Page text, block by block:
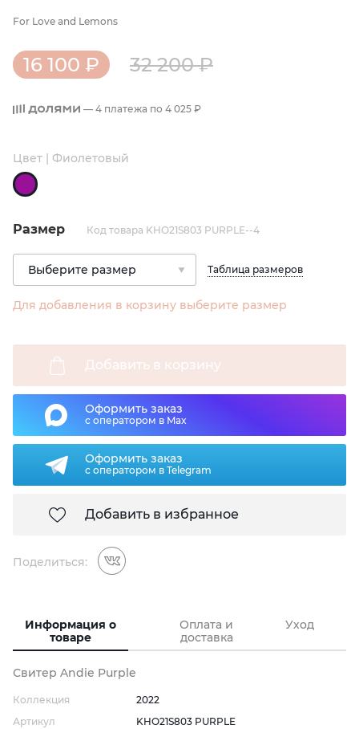
For Love and Lemons
16 100 ₽ 32 200 ₽
— 4 платежа по 4 025 ₽
Цвет | Фиолетовый
Размер Код товара KHO21S803 PURPLE--4
Таблица размеров
Для добавления в корзину выберите размер
Добавить в корзину
Оформить заказ
с оператором в Max
Оформить заказ
с оператором в Telegram
Добавить в избранное
Поделиться:
Информация о
товаре
Оплата и
доставка
Уход
Свитер Andie Purple
Коллекция
2022
Артикул
KHO21S803 PURPLE